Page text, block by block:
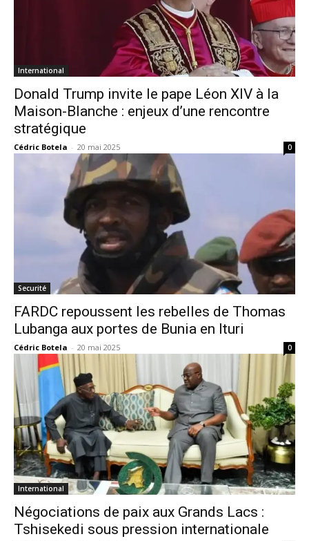
International
Donald Trump invite le pape Léon XIV à la
Maison-Blanche : enjeux d’une rencontre
stratégique
Cédric Botela - 20 mai 2025 0
Securité
FARDC repoussent les rebelles de Thomas
Lubanga aux portes de Bunia en Ituri
Cédric Botela - 20 mai 2025 0
International
Négociations de paix aux Grands Lacs :
Tshisekedi sous pression internationale